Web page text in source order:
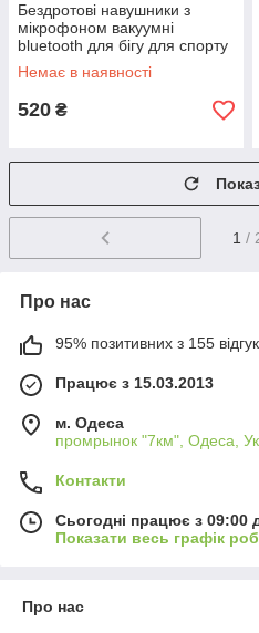
Бездротові навушники з
мікрофоном вакуумні
bluetooth для бігу для спорту
з MicroSD HOCO ES61
Manner Чорний
Немає в наявності
520 ₴
1 /
Про нас
95% позитивних з 155
Працює з 15.03.2013
м. Одеса
промрынок "7км", Одеса,
Контакти
Сьогодні працює з 09:00
Показати весь графік
Про нас